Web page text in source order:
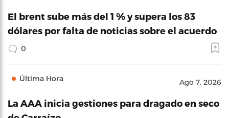
El brent sube más del 1 % y supera los 83
dólares por falta de noticias sobre el acuerdo
0
Última Hora Ago 7, 2026
La AAA inicia gestiones para dragado en seco